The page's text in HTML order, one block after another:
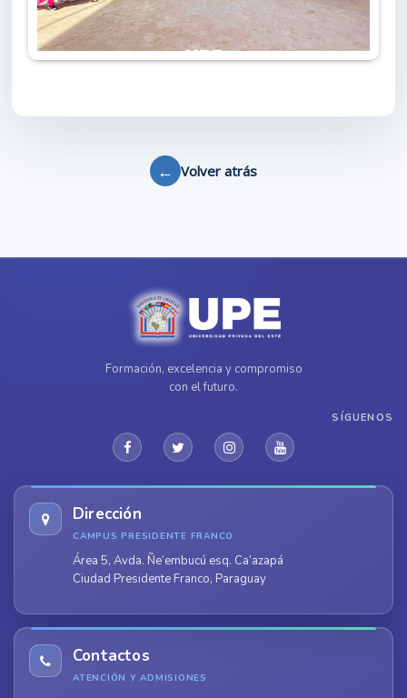
← Volver atrás
Formación, excelencia y compromiso
con el futuro.
SÍGUENOS
Dirección
CAMPUS PRESIDENTE FRANCO
Área 5, Avda. Ñe’embucú esq. Ca’azapá
Ciudad Presidente Franco, Paraguay
Contactos
ATENCIÓN Y ADMISIONES